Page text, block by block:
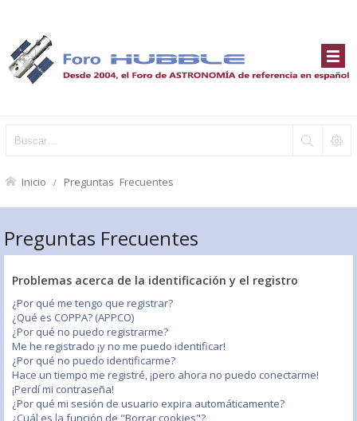
Inicio Preguntas Frecuentes
Preguntas Frecuentes
Problemas acerca de la identificación y el registro
¿Por qué me tengo que registrar?
¿Qué es COPPA? (APPCO)
¿Por qué no puedo registrarme?
Me he registrado ¡y no me puedo identificar!
¿Por qué no puedo identificarme?
Hace un tiempo me registré, ¡pero ahora no puedo conectarme!
¡Perdí mi contraseña!
¿Por qué mi sesión de usuario expira automáticamente?
¿Cuál es la función de "Borrar cookies"?